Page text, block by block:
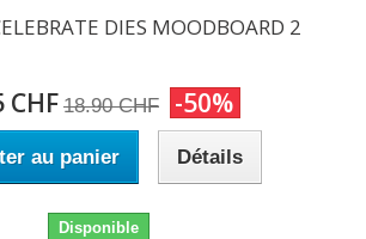
DIES MOODBOARD 2
CHF 18.90 CHF -50%
au panier Détails
Disponible